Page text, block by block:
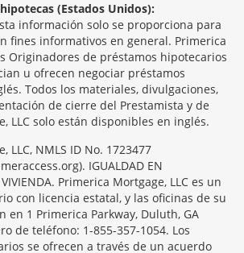
(Estados Unidos):
información solo se proporciona para
fines informativos en general. Primerica
Originadores de préstamos hipotecarios
u ofrecen negociar préstamos
Todos los materiales, divulgaciones,
de cierre del Prestamista y de
LLC solo están disponibles en inglés.
LLC, NMLS ID No. 1723477
IGUALDAD EN
VIVIENDA. Primerica Mortgage, LLC es un
con licencia estatal, y las oficinas de su
en 1 Primerica Parkway, Duluth, GA
de teléfono: 1-855-357-1054. Los
se ofrecen a través de un acuerdo